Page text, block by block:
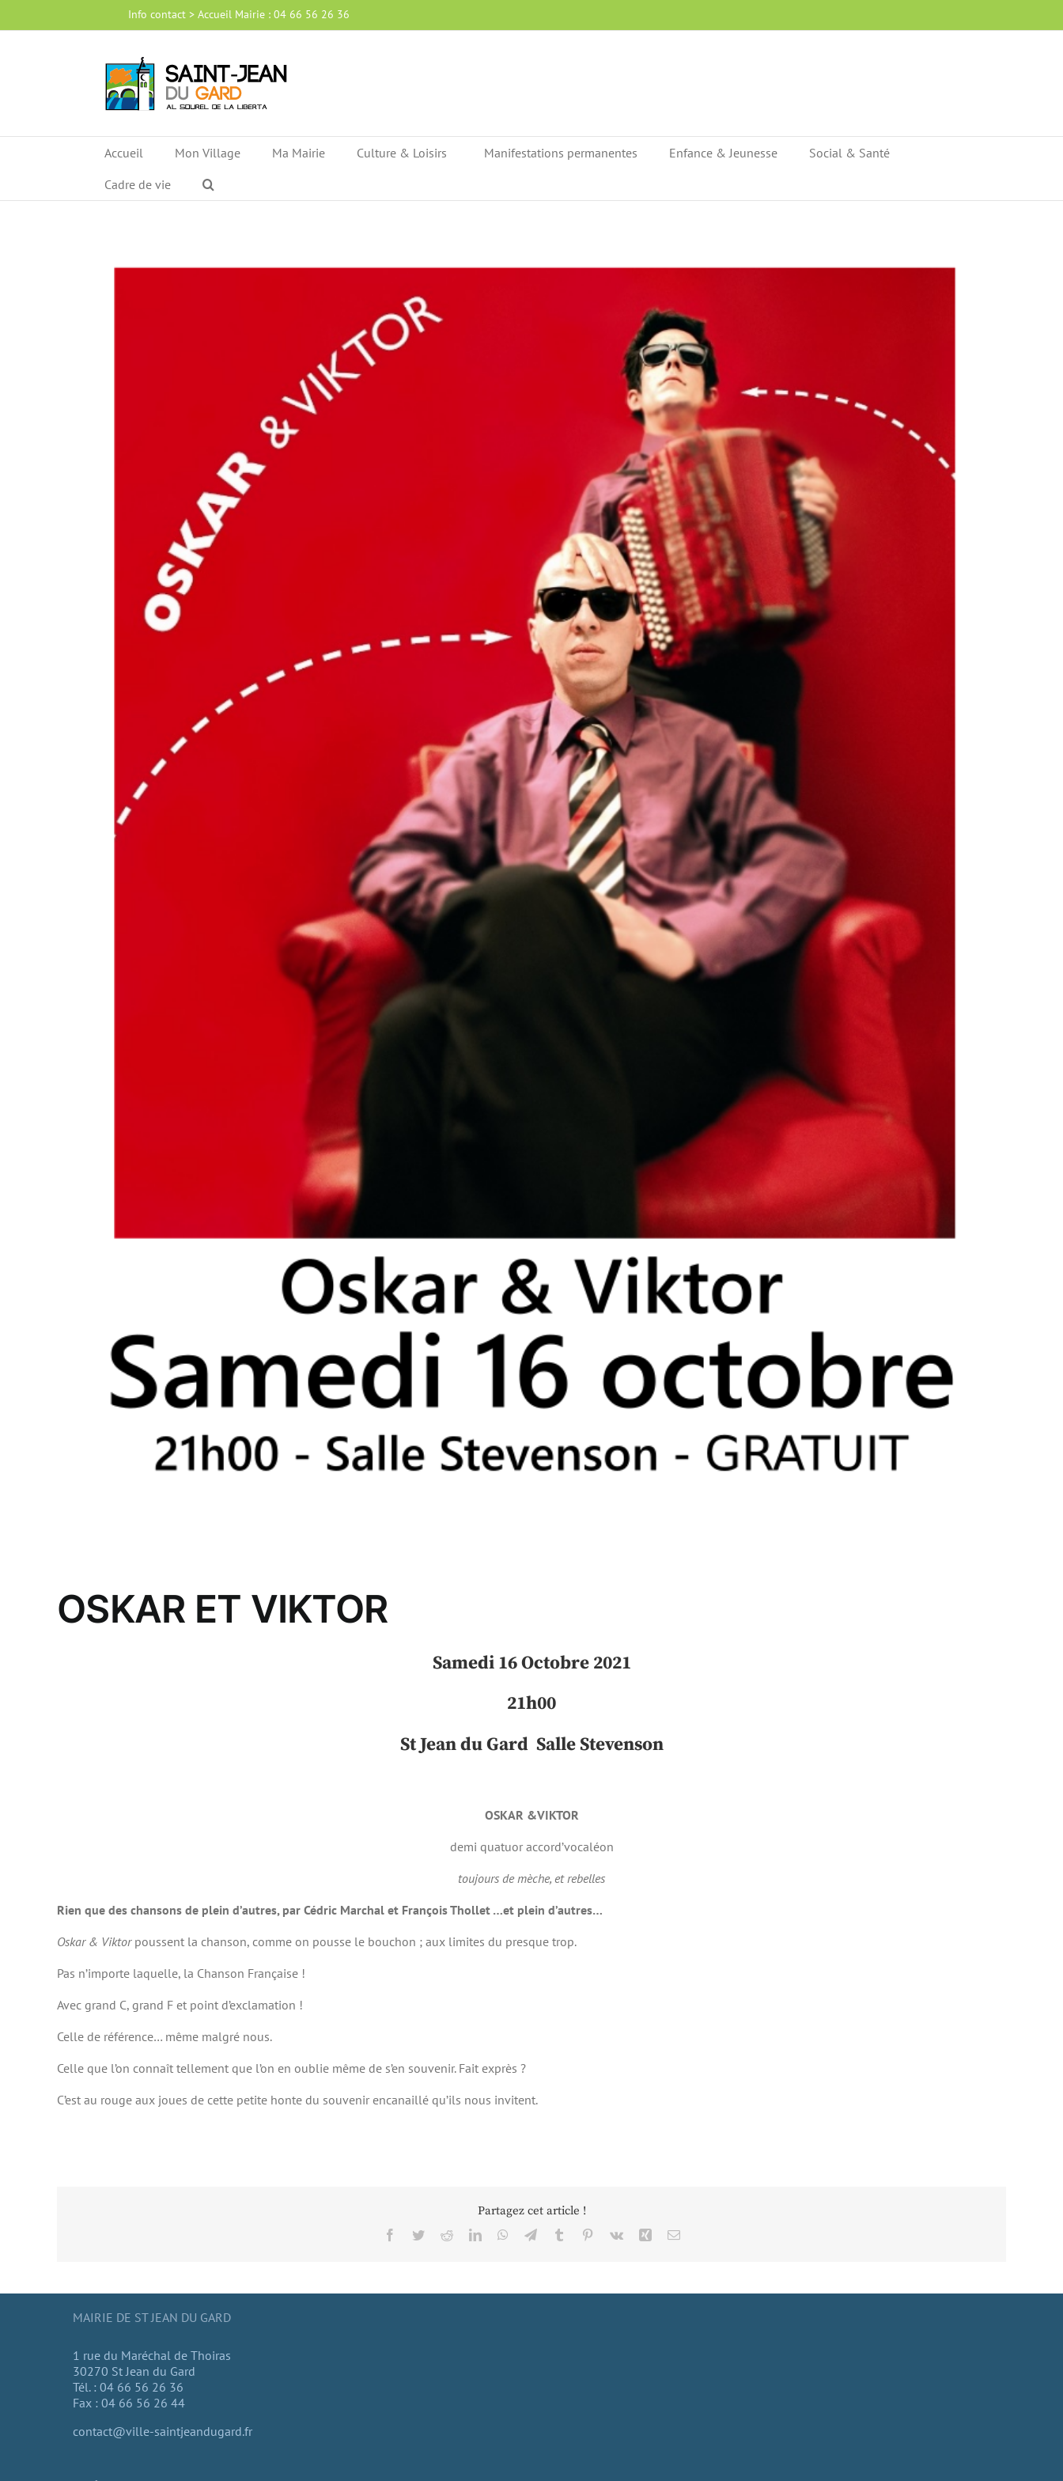
Info contact > Accueil Mairie : 04 66 56 26 36
Accueil Mon Village Ma Mairie Culture & Loisirs Manifestations permanentes Enfance & Jeunesse
Social & Santé
Cadre de vie
OSKAR ET VIKTOR
Samedi 16 Octobre 2021
21h00
St Jean du Gard Salle Stevenson
OSKAR &VIKTOR
demi quatuor accord’vocaléon
toujours de mèche, et rebelles
Rien que des chansons de plein d’autres, par Cédric Marchal et François Thollet …et plein d’autres…
Oskar & Viktorpoussent la chanson, comme on pousse le bouchon ; aux limites du presque trop.
Pas n’importe laquelle, la Chanson Française !
Avec grand C, grand F et point d’exclamation !
Celle de référence… même malgré nous.
Celle que l’on connaît tellement que l’on en oublie même de s’en souvenir. Fait exprès ?
C’est au rouge aux joues de cette petite honte du souvenir encanaillé qu’ils nous invitent.
Partagez cet article !
Facebook
TwitterRedditLinkedInWhatsApp
TelegramTumblr Pinterest
Vk Xing Email
MAIRIE DE ST JEAN DU GARD
1 rue du Maréchal de Thoiras
30270 St Jean du Gard
Tél. : 04 66 56 26 36
Fax : 04 66 56 26 44
contact@ville-saintjeandugard.fr